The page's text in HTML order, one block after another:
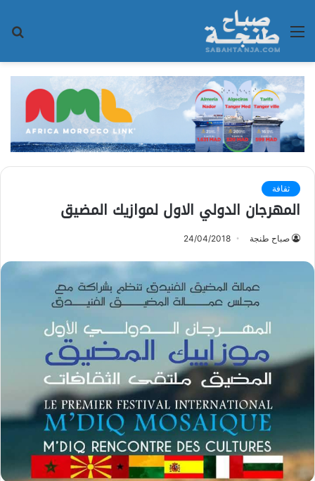
القائمة
ثقافة
المهرجان الدولي الاول لموازيك المضيق
صباح طنجة 24/04/2018